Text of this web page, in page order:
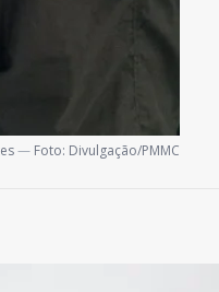
— Foto: Divulgação/PMMC